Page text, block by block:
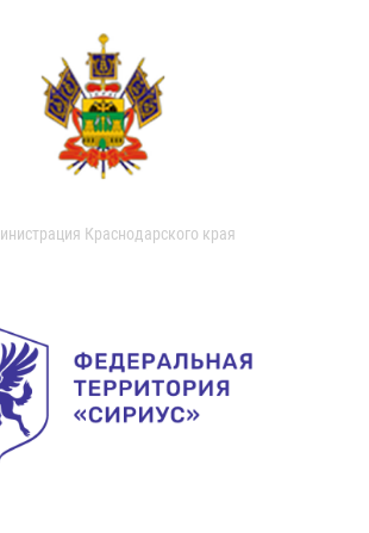
Краснодарского края